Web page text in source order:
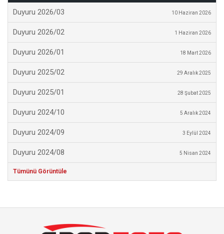
Duyuru 2026/03 10 Haziran 2026
Duyuru 2026/02 1 Haziran 2026
Duyuru 2026/01 18 Mart 2026
Duyuru 2025/02 29 Aralık 2025
Duyuru 2025/01 28 Şubat 2025
Duyuru 2024/10 5 Aralık 2024
Duyuru 2024/09 3 Eylül 2024
Duyuru 2024/08 5 Nisan 2024
Tümünü Görüntüle